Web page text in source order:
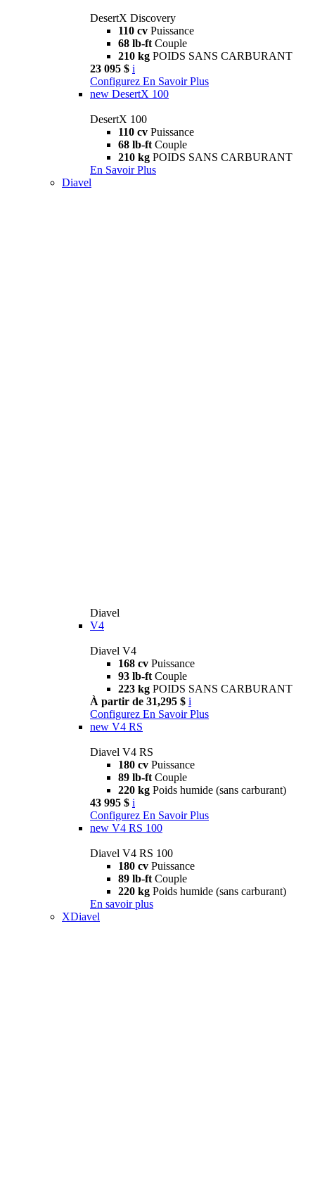
DesertX Discovery
110 cv Puissance
68 lb-ft Couple
210 kg POIDS SANS CARBURANT
23 095 $ i
Configurez En Savoir Plus
new DesertX 100
DesertX 100
110 cv Puissance
68 lb-ft Couple
210 kg POIDS SANS CARBURANT
En Savoir Plus
Diavel
Diavel
V4
Diavel V4
168 cv Puissance
93 lb-ft Couple
223 kg POIDS SANS CARBURANT
À partir de 31,295 $ i
Configurez En Savoir Plus
new V4 RS
Diavel V4 RS
180 cv Puissance
89 lb-ft Couple
220 kg Poids humide (sans carburant)
43 995 $ i
Configurez En Savoir Plus
new V4 RS 100
Diavel V4 RS 100
180 cv Puissance
89 lb-ft Couple
220 kg Poids humide (sans carburant)
En savoir plus
XDiavel